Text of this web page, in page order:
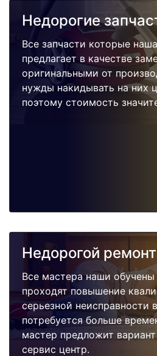
Недорогие
Все запчасти которые
предлагает в качестве
оригинальными от
нужды накидывать на них
поэтому стоимость
Недорогой ремонт
Все мастера наши
проходят повышение
серьезной неисправности
потребуется больше
мастер предложит
сервис центр.